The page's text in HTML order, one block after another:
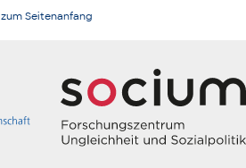
zum Seitenanfang